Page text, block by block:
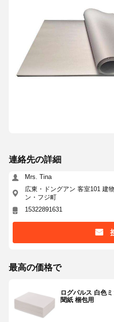
連絡先の詳細
Mrs. Tina
広東・ドングアン 客室101 建
ン・フジ町
15322891631
最高の価格で
ログパルス 白色
聞紙 梱包用